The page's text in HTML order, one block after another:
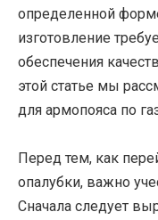
определенной
изготовление
обеспечения
этой статье мы
для армопояса по
Перед тем, как
опалубки, важно
Сначала следует